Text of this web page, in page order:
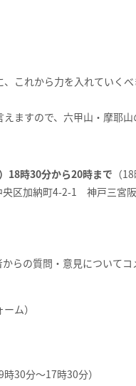
これから力を入れていく
ますので、六甲山・摩耶
18時30分から20時まで （
央区加納町4-2-1 神戸三宮阪
らの質問・意見についてコ
ム）
30分～17時30分）